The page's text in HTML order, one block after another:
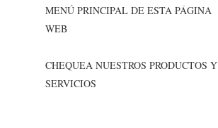
MENÚ PRINCIPAL DE ESTA PÁGINA
WEB
CHEQUEA NUESTROS PRODUCTOS Y
SERVICIOS